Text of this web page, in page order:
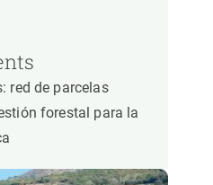
LIDERAZGO EXTERNO
red de parcelas
forestal para la